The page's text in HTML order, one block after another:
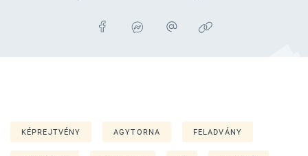
KÉPREJTVÉNY AGYTORNA FELADVÁNY